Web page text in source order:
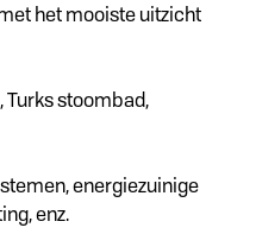
het mooiste uitzicht
stoombad,
energiezuinige
enz.